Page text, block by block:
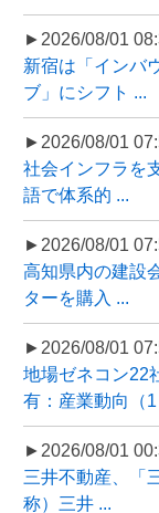
►2026/08/01
新宿は「インバ
ブ」にシフト ...
►2026/08/01
社会インフラを
語で体系的 ...
►2026/08/01
高知県内の建設
ターを購入 ...
►2026/08/01
地場ゼネコン22
有：産業動向（1
►2026/08/01
三井不動産、「
称）三井 ...